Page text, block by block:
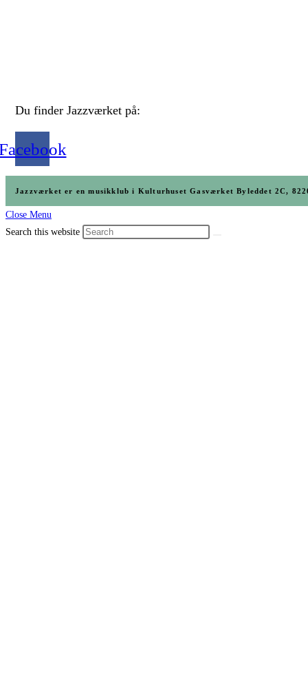
Du finder Jazzværket på:
Jazzværket er en musikklub i Kulturhuset Gasværket Byleddet 2C,
Close Menu
Search this website